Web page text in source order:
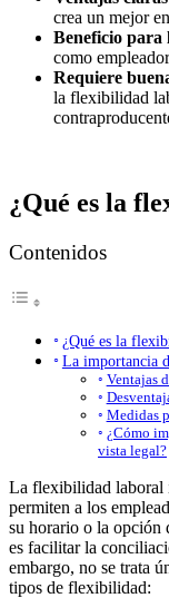
crea un mejor
Beneficio para
como
Requiere
la flexibilidad
¿Qué es la
Contenidos
¿Qué es la
La importancia
Ventajas
Medidas
¿Cómo
vista legal?
La flexibilidad laboral
permiten a los
su horario o la opción
es facilitar la
embargo, no se trata
tipos de flexibilidad: